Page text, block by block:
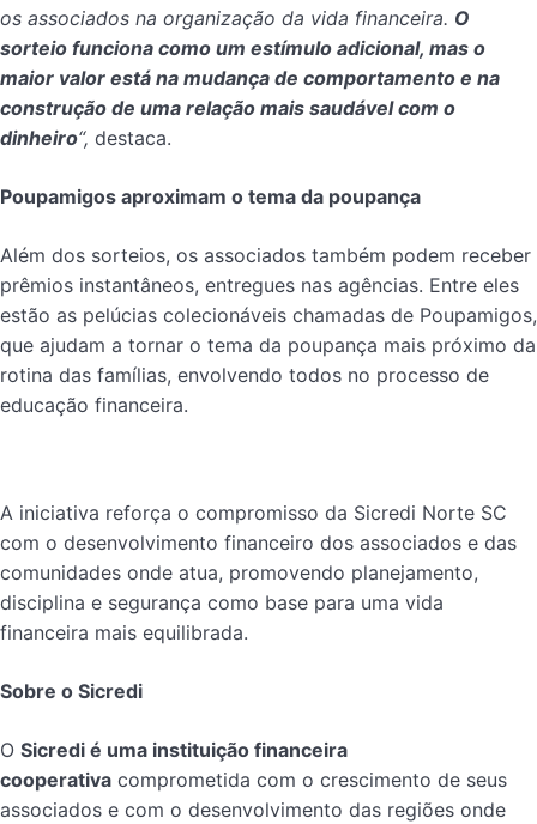
os associados na organização da vida financeira. O
sorteio funciona como um estímulo adicional, mas o
maior valor está na mudança de comportamento e na
construção de uma relação mais saudável com o
dinheiro“, destaca.
Poupamigos aproximam o tema da poupança
Além dos sorteios, os associados também podem receber
prêmios instantâneos, entregues nas agências. Entre eles
estão as pelúcias colecionáveis chamadas de Poupamigos,
que ajudam a tornar o tema da poupança mais próximo da
rotina das famílias, envolvendo todos no processo de
educação financeira.
A iniciativa reforça o compromisso da Sicredi Norte SC
com o desenvolvimento financeiro dos associados e das
comunidades onde atua, promovendo planejamento,
disciplina e segurança como base para uma vida
financeira mais equilibrada.
Sobre o Sicredi
O Sicredi é uma instituição financeira
cooperativa comprometida com o crescimento de seus
associados e com o desenvolvimento das regiões onde